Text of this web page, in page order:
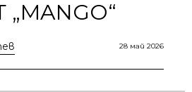
28 май 2026